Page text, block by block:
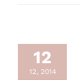
12
12, 2014